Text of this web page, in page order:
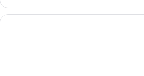
Club
Junior
Suite